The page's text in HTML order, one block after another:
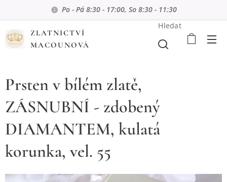
Po - Pá 8:30 - 17:00, So 8:30 - 11:30
ZLATNICTVÍ
MACOUNOVÁ
Hledat
Prsten v bílém zlatě,
ZÁSNUBNÍ - zdobený
DIAMANTEM, kulatá
korunka, vel. 55